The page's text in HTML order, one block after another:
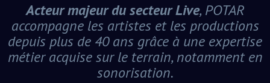
Acteur majeur du secteur Live, POTAR
accompagne les artistes et les productions
depuis plus de 40 ans grâce à une expertise
métier acquise sur le terrain, notamment en
sonorisation.